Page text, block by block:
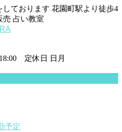
ております 花園町駅より徒歩4
占い教室
定休日 日月
予定